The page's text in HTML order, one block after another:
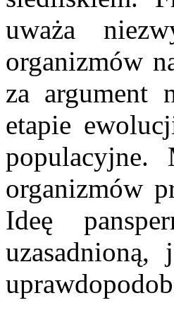
uważa
organizmów
za argument
etapie
organizmów
Ideę